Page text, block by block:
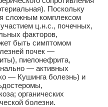
Поскольку
сложным комплексом
ц.н.с., почечных,
факторов,
быть симптомом
почек —
пиелонефрита,
— активных
— Кушинга болезнь) и
органических
болезни.